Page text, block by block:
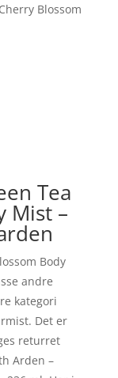
Blossom
Tea
Mist –
Body
andre
kategori
Det er
returret
Arden –